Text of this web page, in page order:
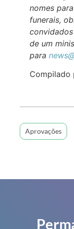
nomes
funerais,
de um
para
Compilado
Aprovações